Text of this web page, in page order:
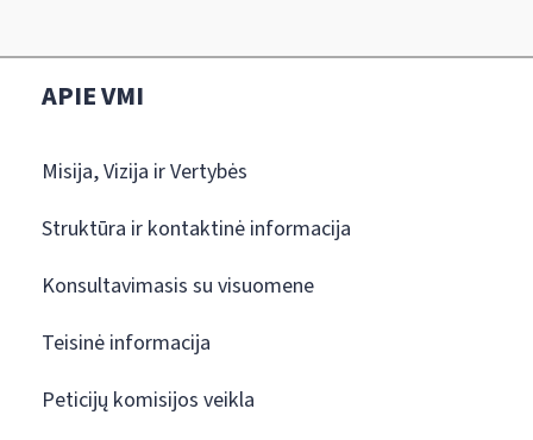
APIE VMI
Misija, Vizija ir Vertybės
Struktūra ir kontaktinė informacija
Konsultavimasis su visuomene
Teisinė informacija
Peticijų komisijos veikla